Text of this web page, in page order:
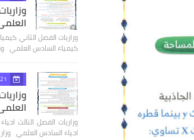
وزاريات الفصل الثاني
كيمياء السادس العلمي
21 سبتمبر 2024
وزاريات الفصل الثالث
احياء السادس العلمي